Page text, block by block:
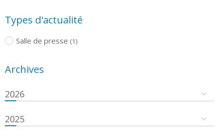
Types d'actualité
Salle de presse (1)
Archives
2026
2025